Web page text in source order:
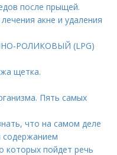
после прыщей.
акне и удаления
РОЛИКОВЫЙ (LPG)
щетка.
Пять самых
что на самом деле
содержанием
которых пойдет речь